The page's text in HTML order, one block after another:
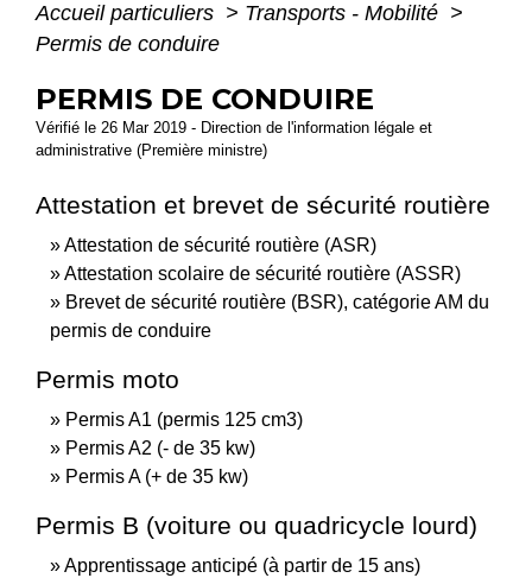
Accueil particuliers > Transports - Mobilité >
Permis de conduire
PERMIS DE CONDUIRE
Vérifié le 26 Mar 2019 - Direction de l'information légale et
administrative (Première ministre)
Attestation et brevet de sécurité routière
Attestation de sécurité routière (ASR)
Attestation scolaire de sécurité routière (ASSR)
Brevet de sécurité routière (BSR), catégorie AM du
permis de conduire
Permis moto
Permis A1 (permis 125 cm3)
Permis A2 (- de 35 kw)
Permis A (+ de 35 kw)
Permis B (voiture ou quadricycle lourd)
Apprentissage anticipé (à partir de 15 ans)